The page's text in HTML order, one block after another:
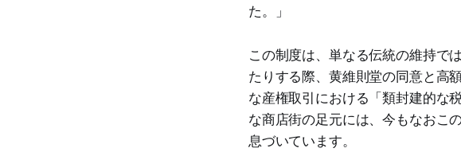
た。」
この制度は、単なる伝統の維持で
たりする際、黄維則堂の同意と高
な産権取引における「類封建的な
な商店街の足元には、今もなおこ
息づいています。